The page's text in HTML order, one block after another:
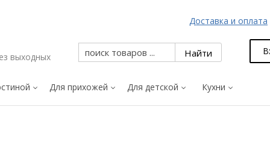
Доставка и оплата
выходных
Для прихожей Для детской Кухни